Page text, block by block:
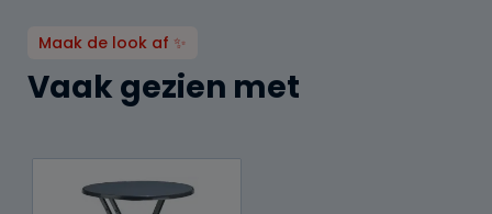
Maak de look af ✨
Vaak gezien met